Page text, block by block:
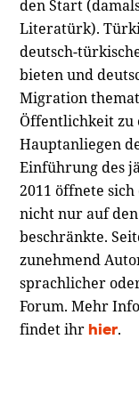
den Start
Literatürk).
deutsch-
bieten und
Migration
Öffentlichkeit zu
Hauptanliegen
Einführung des
2011 öffnete
nicht nur auf
beschränkte.
zunehmend
sprachlicher
Forum. Mehr
findet ihrhier.